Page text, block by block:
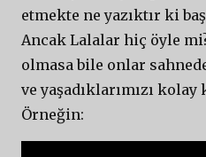
etmekte ne yazıktır ki
Ancak Lalalar hiç öyle
olmasa bile onlar
ve yaşadıklarımızı
Örneğin: